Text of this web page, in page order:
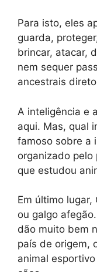
Para isto, eles
guarda,
brincar, atacar,
nem sequer
ancestrais
A inteligência e
aqui. Mas, qual
famoso sobre a
organizado pelo
que estudou
Em último
ou galgo
dão muito bem
país de origem,
animal